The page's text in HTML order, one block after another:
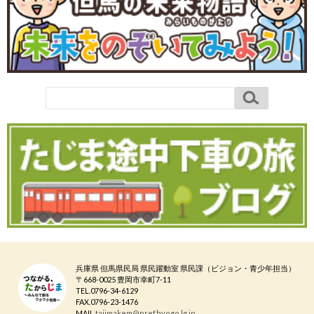
兵庫県 但馬県民局 県民躍動室 県民課（ビジョン・青少年担当）
〒668-0025 豊岡市幸町7-11
TEL.0796-34-6129
FAX.0796-23-1476